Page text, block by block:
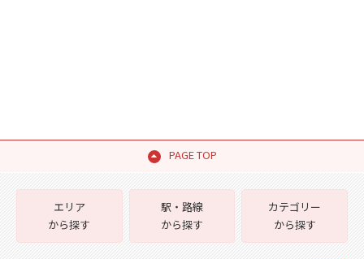
PAGE TOP
エリア
から探す
駅・路線
から探す
カテゴリー
から探す